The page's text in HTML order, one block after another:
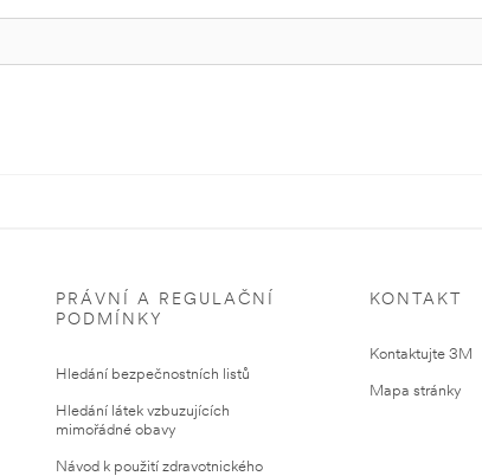
PRÁVNÍ A REGULAČNÍ
PODMÍNKY
Hledání bezpečnostních listů
Hledání látek vzbuzujících
mimořádné obavy
Návod k použití zdravotnického
KONTAKT
Kontaktujte 3M
Mapa stránky